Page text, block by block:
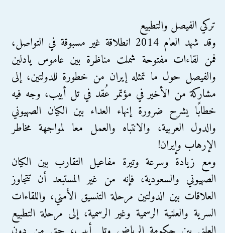
تركي الفيصل والتطبيع
وقد شهد العام 2014 انطلاقة غير مسبوقة في التواصل،
فمن لقاءات مفتوحة شملت مناظرة بين عاموس يادلين
والفيصل حول ما تمثله إيران من خطورة للدولتين، إلى
مشاركة من الأخير في مؤتمر عُقد في تل أبيب، وجه فيه
خطابًا يشرح ضرورة إنهاء العداء بين الكيان الصهيوني
والدول العربية، والانتباه والعمل معا لمواجهة مخاطر
الإرهاب وإيران!
ومع زيادة وسرعة وتيرة مفاعيل التقارب بين الكيان
الصهيوني والسعودية، فإنه من غير المستبعد أن تتجاوز
العلاقات بين الدولتين مرحلة التنسيق الأمني، واللقاءات
السرية والعلنية الرسمية وغير الرسمية، إلى مرحلة التطبيع